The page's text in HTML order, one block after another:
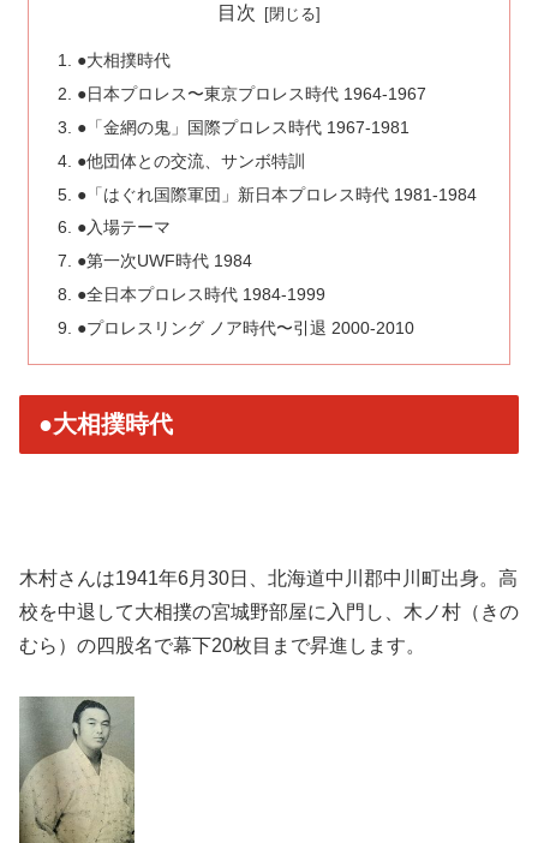
目次
●大相撲時代
●日本プロレス〜東京プロレス時代 1964-1967
●「金網の鬼」国際プロレス時代 1967-1981
●他団体との交流、サンボ特訓
●「はぐれ国際軍団」新日本プロレス時代 1981-1984
●入場テーマ
●第一次UWF時代 1984
●全日本プロレス時代 1984-1999
●プロレスリング ノア時代〜引退 2000-2010
●大相撲時代
木村さんは1941年6月30日、北海道中川郡中川町出身。高
校を中退して大相撲の宮城野部屋に入門し、木ノ村（きの
むら）の四股名で幕下20枚目まで昇進します。